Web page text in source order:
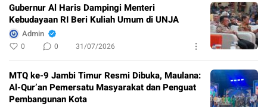
Gubernur Al Haris Dampingi Menteri
Kebudayaan RI Beri Kuliah Umum di UNJA
Admin
0 0 31/07/2026
MTQ ke-9 Jambi Timur Resmi Dibuka, Maulana:
Al-Qur’an Pemersatu Masyarakat dan Penguat
Pembangunan Kota